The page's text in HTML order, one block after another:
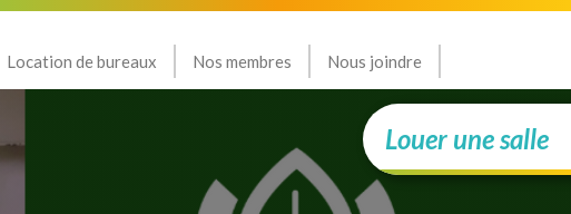
Location de bureaux Nos membres Nous joindre
Louer une salle